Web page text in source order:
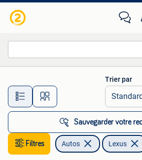
Toutes les
Trier par
Sauvegarder votre
Filtres Autos Lexus